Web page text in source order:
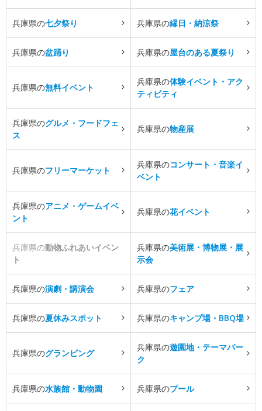
兵庫県の七夕祭り 兵庫県の縁日・納涼祭
兵庫県の盆踊り 兵庫県の屋台のある夏祭り
兵庫県の無料イベント
兵庫県の体験イベント・アク
ティビティ
兵庫県のグルメ・フードフェ
ス
兵庫県の物産展
兵庫県のフリーマーケット
兵庫県のコンサート・音楽イ
ベント
兵庫県のアニメ・ゲームイベ
ント
兵庫県の花イベント
兵庫県の動物ふれあいイベン
ト
兵庫県の美術展・博物展・展
示会
兵庫県の演劇・講演会 兵庫県のフェア
兵庫県の夏休みスポット 兵庫県のキャンプ場・BBQ場
兵庫県のグランピング
兵庫県の遊園地・テーマパー
ク
兵庫県の水族館・動物園 兵庫県のプール